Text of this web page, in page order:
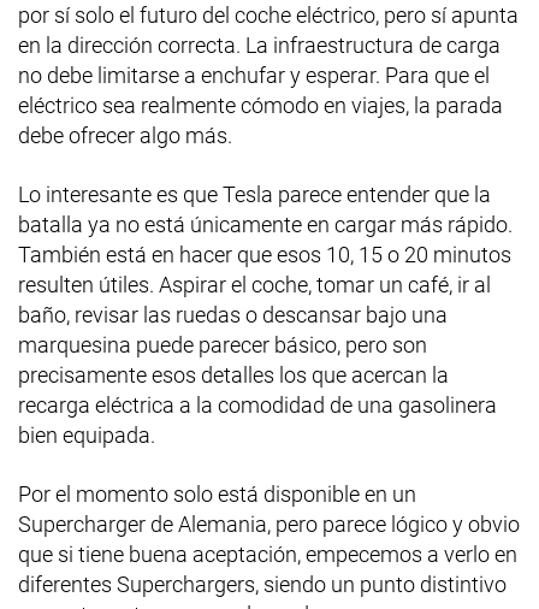
por sí solo el futuro del coche eléctrico, pero sí apunta
en la dirección correcta. La infraestructura de carga
no debe limitarse a enchufar y esperar. Para que el
eléctrico sea realmente cómodo en viajes, la parada
debe ofrecer algo más.
Lo interesante es que Tesla parece entender que la
batalla ya no está únicamente en cargar más rápido.
También está en hacer que esos 10, 15 o 20 minutos
resulten útiles. Aspirar el coche, tomar un café, ir al
baño, revisar las ruedas o descansar bajo una
marquesina puede parecer básico, pero son
precisamente esos detalles los que acercan la
recarga eléctrica a la comodidad de una gasolinera
bien equipada.
Por el momento solo está disponible en un
Supercharger de Alemania, pero parece lógico y obvio
que si tiene buena aceptación, empecemos a verlo en
diferentes Superchargers, siendo un punto distintivo